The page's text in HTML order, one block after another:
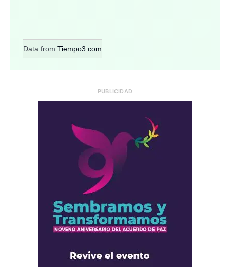
Data from Tiempo3.com
PUBLICIDAD